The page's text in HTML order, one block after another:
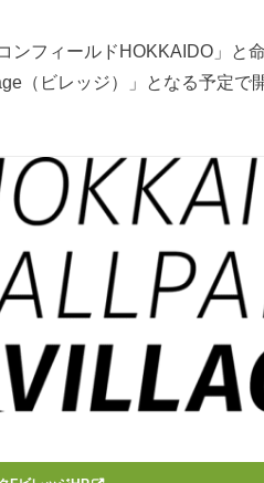
ンフィールドHOKKAIDO」と
（ビレッジ）」となる予定で